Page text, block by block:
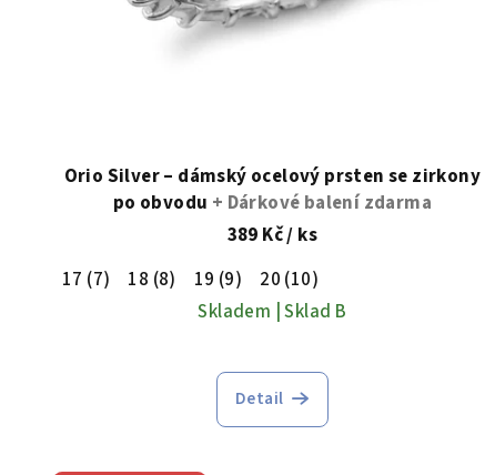
tOrio Silver – dámský ocelový prsten se zirkony
po obvodu + Dárkové balení zdarma
389 Kč/ ks
17 (7)
18 (8) 19 (9)
20 (10)
Skladem | Sklad B
Detail